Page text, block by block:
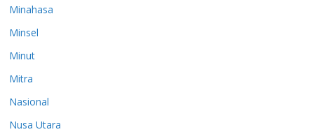
Minahasa
Minsel
Minut
Mitra
Nasional
Nusa Utara